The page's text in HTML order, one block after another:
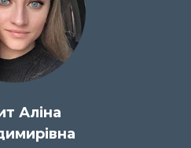
Аліна